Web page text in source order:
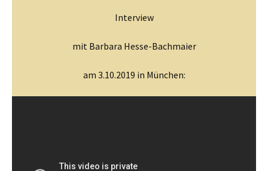
Interview
mit Barbara Hesse-Bachmaier
am 3.10.2019 in München: